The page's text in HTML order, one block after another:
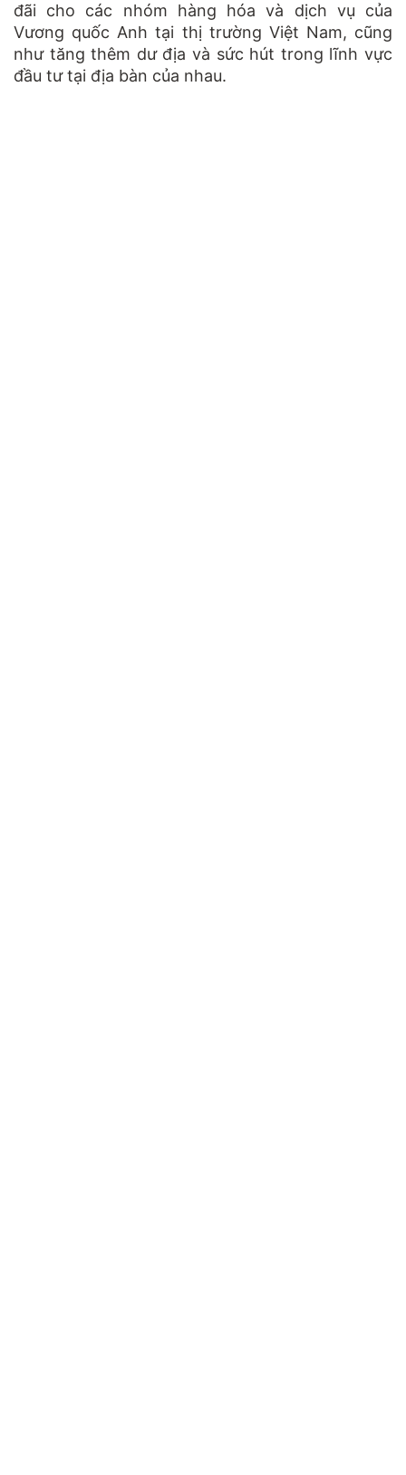
đãi cho các nhóm hàng hóa và dịch vụ của
Vương quốc Anh tại thị trường Việt Nam, cũng
như tăng thêm dư địa và sức hút trong lĩnh vực
đầu tư tại địa bàn của nhau.